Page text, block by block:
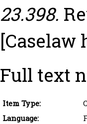
23.398.
[Caselaw
Full text
Item Type:
Language: